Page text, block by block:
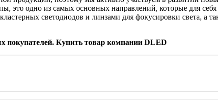
это одно из самых основных направлений, которые для
светодиодов и линзами для фокусировки света,
Купить товар компании DLED